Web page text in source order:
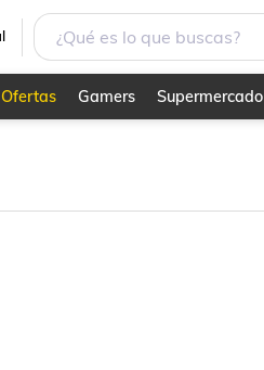
Ofertas Gamers Supermercado